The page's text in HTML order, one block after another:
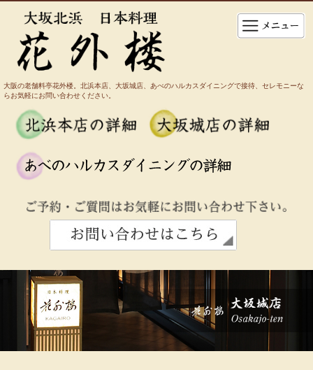
大阪の老舗料亭花外楼。北浜本店、大坂城店、あべのハルカスダイニングで接待、セレモニーな
らお気軽にお問い合わせください。